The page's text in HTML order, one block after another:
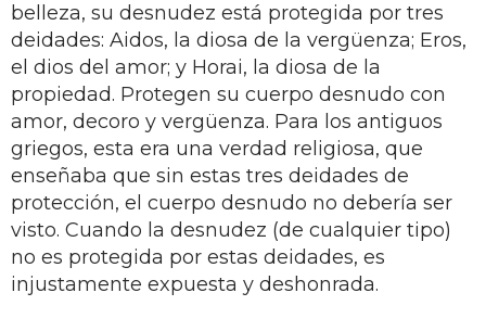
belleza, su desnudez está protegida por tres
deidades: Aidos, la diosa de la vergüenza; Eros,
el dios del amor; y Horai, la diosa de la
propiedad. Protegen su cuerpo desnudo con
amor, decoro y vergüenza. Para los antiguos
griegos, esta era una verdad religiosa, que
enseñaba que sin estas tres deidades de
protección, el cuerpo desnudo no debería ser
visto. Cuando la desnudez (de cualquier tipo)
no es protegida por estas deidades, es
injustamente expuesta y deshonrada.